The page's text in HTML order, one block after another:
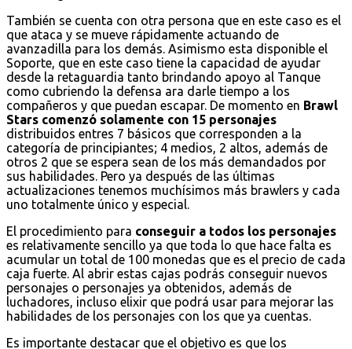
También se cuenta con otra persona que en este caso es el
que ataca y se mueve rápidamente actuando de
avanzadilla para los demás. Asimismo esta disponible el
Soporte, que en este caso tiene la capacidad de ayudar
desde la retaguardia tanto brindando apoyo al Tanque
como cubriendo la defensa ara darle tiempo a los
compañeros y que puedan escapar. De momento en Brawl
Stars comenzó solamente con 15 personajes
distribuidos entres 7 básicos que corresponden a la
categoría de principiantes; 4 medios, 2 altos, además de
otros 2 que se espera sean de los más demandados por
sus habilidades. Pero ya después de las últimas
actualizaciones tenemos muchísimos más brawlers y cada
uno totalmente único y especial.
El procedimiento para conseguir a todos los personajes
es relativamente sencillo ya que toda lo que hace falta es
acumular un total de 100 monedas que es el precio de cada
caja fuerte. Al abrir estas cajas podrás conseguir nuevos
personajes o personajes ya obtenidos, además de
luchadores, incluso elixir que podrá usar para mejorar las
habilidades de los personajes con los que ya cuentas.
Es importante destacar que el objetivo es que los